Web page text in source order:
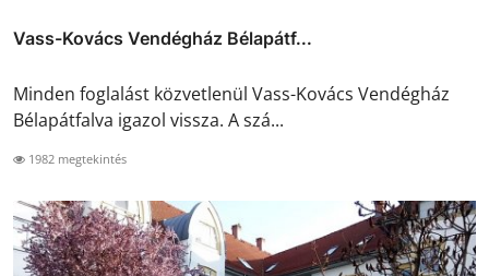
Vass-Kovács Vendégház Bélapátf...
Minden foglalást közvetlenül Vass-Kovács Vendégház
Bélapátfalva igazol vissza. A szá...
1982 megtekintés